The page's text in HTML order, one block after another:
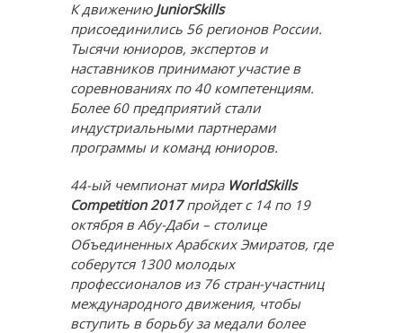
К движению JuniorSkills
присоединились 56 регионов России.
Тысячи юниоров, экспертов и
наставников принимают участие в
соревнованиях по 40 компетенциям.
Более 60 предприятий стали
индустриальными партнерами
программы и команд юниоров.
44-ый чемпионат мира WorldSkills
Competition 2017пройдет с 14 по 19
октября в Абу-Даби – столице
Объединенных Арабских Эмиратов, где
соберутся 1300 молодых
профессионалов из 76 стран-участниц
международного движения, чтобы
вступить в борьбу за медали более